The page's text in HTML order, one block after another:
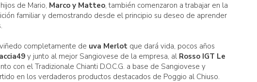
de Mario, Marco y Matteo, también comenzaron a trabajar en la
familiar y demostrando desde el principio su deseo de aprender
completamente de uva Merlot que dará vida, pocos años
y junto al mejor Sangiovese de la empresa, al Rosso IGT Le
con el Tradizionale Chianti D.O.C.G. a base de Sangiovese y
en los verdaderos productos destacados de Poggio al Chiuso.